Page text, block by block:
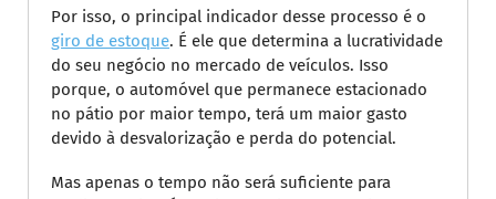
Por isso, o principal indicador desse processo é o
giro de estoque. É ele que determina a lucratividade
do seu negócio no mercado de veículos. Isso
porque, o automóvel que permanece estacionado
no pátio por maior tempo, terá um maior gasto
devido à desvalorização e perda do potencial.
Mas apenas o tempo não será suficiente para